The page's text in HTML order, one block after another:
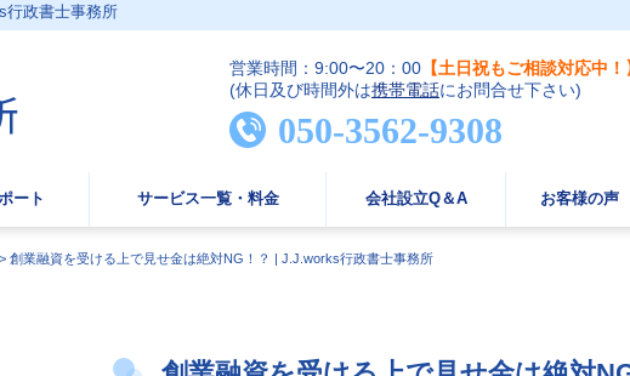
行政書士事務所
営業時間：9:00〜20：00 【土日祝もご相談対応中！
(休日及び時間外は携帯電話にお問合せ下さい)
050-3562-9308
ート サービス一覧・料金 会社設立Q＆A お客様の声
創業融資を受ける上で見せ金は絶対NG！？ | J.J.works行政書士事務所